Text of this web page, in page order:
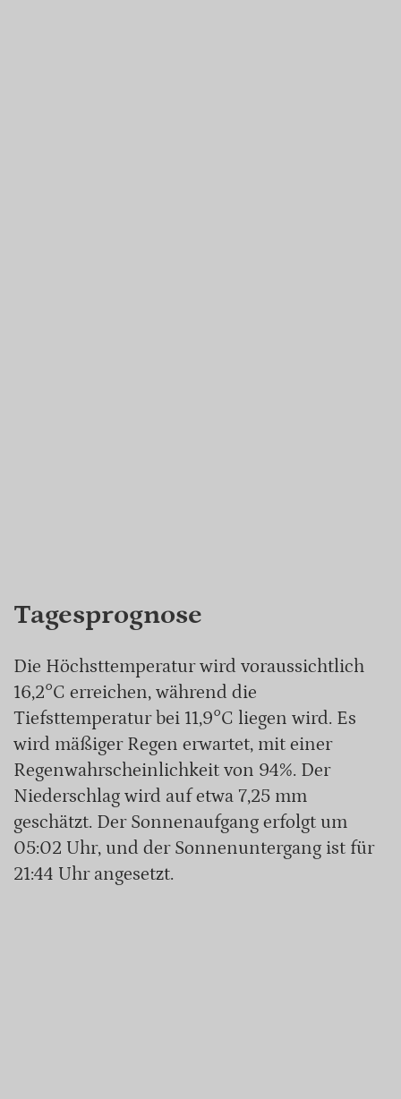
Tagesprognose
Die Höchsttemperatur wird voraussichtlich
16,2°C erreichen, während die
Tiefsttemperatur bei 11,9°C liegen wird. Es
wird mäßiger Regen erwartet, mit einer
Regenwahrscheinlichkeit von 94%. Der
Niederschlag wird auf etwa 7,25 mm
geschätzt. Der Sonnenaufgang erfolgt um
05:02 Uhr, und der Sonnenuntergang ist für
21:44 Uhr angesetzt.